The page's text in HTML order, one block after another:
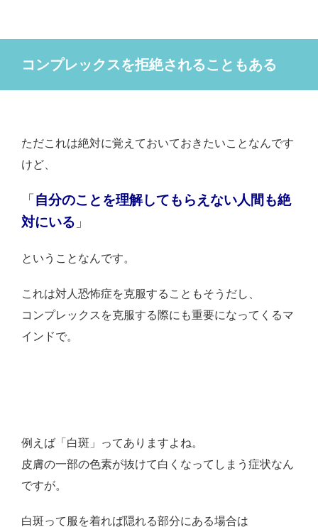
コンプレックスを拒絶されることもある
ただこれは絶対に覚えておいておきたいことなんです
けど、
「 自分のことを理解してもらえない人間も絶
対にいる 」
ということなんです。
これは対人恐怖症を克服することもそうだし、
コンプレックスを克服する際にも重要になってくるマ
インドで。
例えば「白斑」ってありますよね。
皮膚の一部の色素が抜けて白くなってしまう症状なん
ですが。
白斑って服を着れば隠れる部分にある場合は